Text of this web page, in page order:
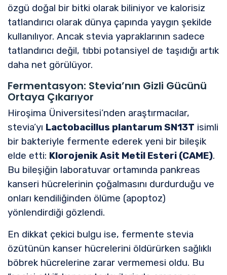
özgü doğal bir bitki olarak biliniyor ve kalorisiz
tatlandırıcı olarak dünya çapında yaygın şekilde
kullanılıyor. Ancak stevia yapraklarının sadece
tatlandırıcı değil, tıbbi potansiyel de taşıdığı artık
daha net görülüyor.
Fermentasyon: Stevia’nın Gizli Gücünü
Ortaya Çıkarıyor
Hiroşima Üniversitesi’nden araştırmacılar,
stevia’yı Lactobacillus plantarum SN13T isimli
bir bakteriyle fermente ederek yeni bir bileşik
elde etti: Klorojenik Asit Metil Esteri (CAME).
Bu bileşiğin laboratuvar ortamında pankreas
kanseri hücrelerinin çoğalmasını durdurduğu ve
onları kendiliğinden ölüme (apoptoz)
yönlendirdiği gözlendi.
En dikkat çekici bulgu ise, fermente stevia
özütünün kanser hücrelerini öldürürken sağlıklı
böbrek hücrelerine zarar vermemesi oldu. Bu